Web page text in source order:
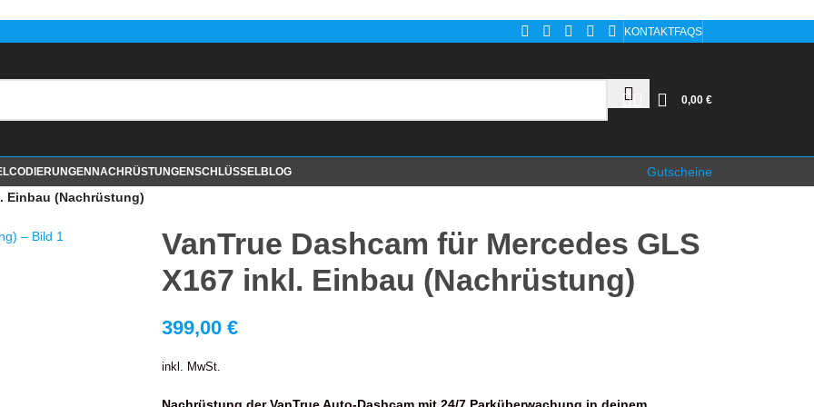
KONTAKTFAQS
0,00 €
CODIERUNGEN NACHRÜSTUNGENSCHLÜSSELBLOG
Gutscheine
Einbau (Nachrüstung)
VanTrue Dashcam für Mercedes GLS
X167 inkl. Einbau (Nachrüstung)
399,00 €
inkl. MwSt.